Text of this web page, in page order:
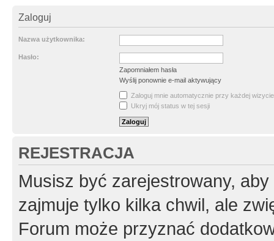
Zaloguj
Nazwa użytkownika:
Hasło:
Zapomniałem hasła
Wyślij ponownie e-mail aktywujący
Zaloguj mnie automatycznie przy każdej wizycie
Ukryj mój status w tej sesji
REJESTRACJA
Musisz być zarejestrowany,
zajmuje tylko kilka chwil, ale
Forum może przyznać